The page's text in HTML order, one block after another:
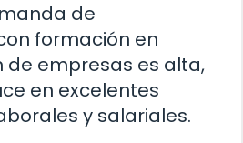
de
formación en
de empresas es alta,
en excelentes
y salariales.